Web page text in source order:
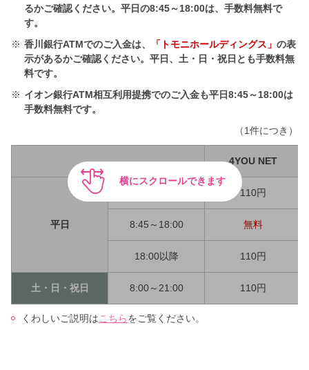
るかご確認ください。平日の8:45～18:00は、手数料無料で
す。
※ 香川銀行ATMでのご入金は、 「トモニホールディングス」 の表
示があるかご確認ください。平日、土・日・祝日とも手数料無
料です。
※ イオン銀行ATM相互利用提携でのご入金も平日8:45～18:00は
手数料無料です。
（1件につき）
4YOU NET
平日
110円
8:45～18:00 無料
18:00以降 110円
土・日・祝日 8:00～21:00 110円
横にスクロールできます
くわしいご説明はこちらをご覧ください。